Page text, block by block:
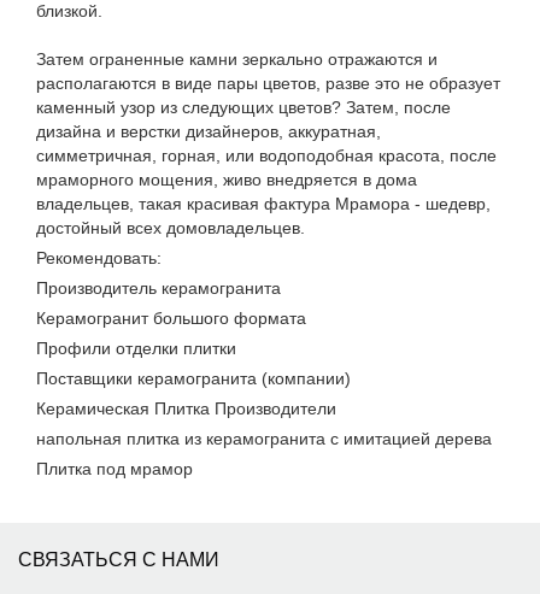
близкой.
Затем ограненные камни зеркально отражаются и
располагаются в виде пары цветов, разве это не образует
каменный узор из следующих цветов? Затем, после
дизайна и верстки дизайнеров, аккуратная,
симметричная, горная, или водоподобная красота, после
мраморного мощения, живо внедряется в дома
владельцев, такая красивая фактура Мрамора - шедевр,
достойный всех домовладельцев.
Рекомендовать:
Производитель керамогранита
Керамогранит большого формата
Профили отделки плитки
Поставщики керамогранита (компании)
Керамическая Плитка Производители
напольная плитка из керамогранита с имитацией дерева
Плитка под мрамор
СВЯЗАТЬСЯ С НАМИ